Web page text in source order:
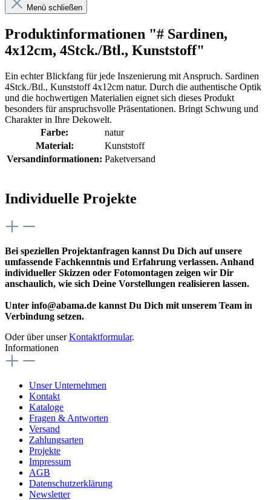
Menü schließen
Produktinformationen "# Sardinen,
4x12cm, 4Stck./Btl., Kunststoff"
Ein echter Blickfang für jede Inszenierung mit Anspruch. Sardinen
4Stck./Btl., Kunststoff 4x12cm natur. Durch die authentische Optik
und die hochwertigen Materialien eignet sich dieses Produkt
besonders für anspruchsvolle Präsentationen. Bringt Schwung und
Charakter in Ihre Dekowelt.
Farbe:
natur
Material:
Kunststoff
Versandinformationen: Paketversand
Individuelle Projekte
Bei speziellen Projektanfragen kannst Du Dich auf unsere
umfassende Fachkenntnis und Erfahrung verlassen. Anhand
individueller Skizzen oder Fotomontagen zeigen wir Dir
anschaulich, wie sich Deine Vorstellungen realisieren lassen.
Unter info@abama.de kannst Du Dich mit unserem Team in
Verbindung setzen.
Oder über unserKontaktformular.
Informationen
Unser Unternehmen
Kontakt
Kataloge
Fragen & Antworten
Versand
Zahlungsarten
Projekte
Impressum
AGB
Datenschutzerklärung
Newsletter